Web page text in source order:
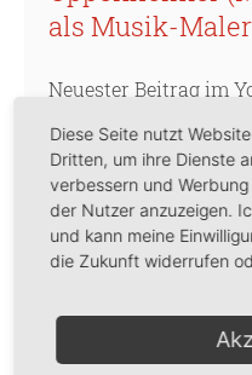
als Musik-
Neuester Beitrag im
Kanal der Mahler
ist der Vortrag des
Rundfunkautors und
PublizistenMichael
Betrachters - Max
(MOPP) als Musik-
Diese Seite nutzt
Dritten, um ihre Dienste
verbessern und
der Nutzer anzuzeigen.
und kann meine
die Zukunft widerrufen